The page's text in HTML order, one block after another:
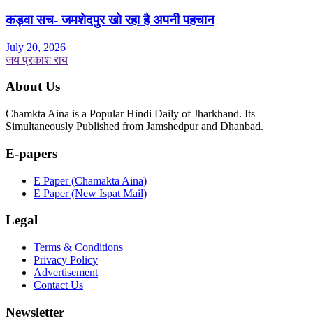
कड़वा सच- जमशेदपुर खो रहा है अपनी पहचान
July 20, 2026
जय प्रकाश राय
About Us
Chamkta Aina is a Popular Hindi Daily of Jharkhand. Its
Simultaneously Published from Jamshedpur and Dhanbad.
E-papers
E Paper (Chamakta Aina)
E Paper (New Ispat Mail)
Legal
Terms & Conditions
Privacy Policy
Advertisement
Contact Us
Newsletter